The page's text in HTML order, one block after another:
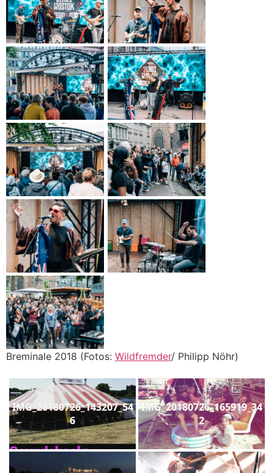
Breminale 2018 (Fotos: Wildfremder/ Philipp Nöhr)
IMG_20180726_143207_54
6
IMG_20180726_165919_34
2